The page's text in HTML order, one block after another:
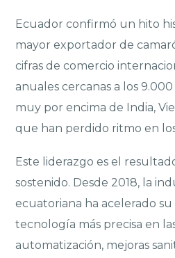
Ecuador confirmó un hito
mayor exportador de
cifras de comercio
anuales cercanas a los
muy por encima de India,
que han perdido ritmo en
Este liderazgo es el
sostenido. Desde 2018, la
ecuatoriana ha acelerado
tecnología más precisa en
automatización, mejoras